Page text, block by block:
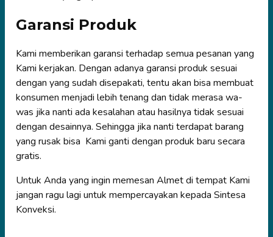
Garansi Produk
Kami memberikan garansi terhadap semua pesanan yang
Kami kerjakan. Dengan adanya garansi produk sesuai
dengan yang sudah disepakati, tentu akan bisa membuat
konsumen menjadi lebih tenang dan tidak merasa wa-
was jika nanti ada kesalahan atau hasilnya tidak sesuai
dengan desainnya. Sehingga jika nanti terdapat barang
yang rusak bisa Kami ganti dengan produk baru secara
gratis.
Untuk Anda yang ingin memesan Almet di tempat Kami
jangan ragu lagi untuk mempercayakan kepada Sintesa
Konveksi.